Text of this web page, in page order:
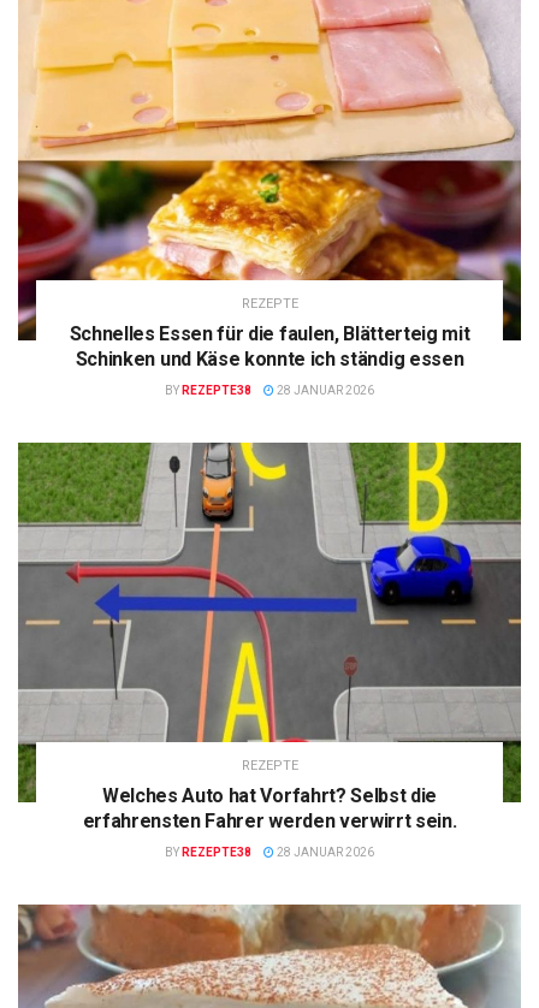
REZEPTE
Schnelles Essen für die faulen, Blätterteig mit
Schinken und Käse konnte ich ständig essen
BY REZEPTE38 28 JANUAR 2026
REZEPTE
Welches Auto hat Vorfahrt? Selbst die
erfahrensten Fahrer werden verwirrt sein.
BY REZEPTE38 28 JANUAR 2026